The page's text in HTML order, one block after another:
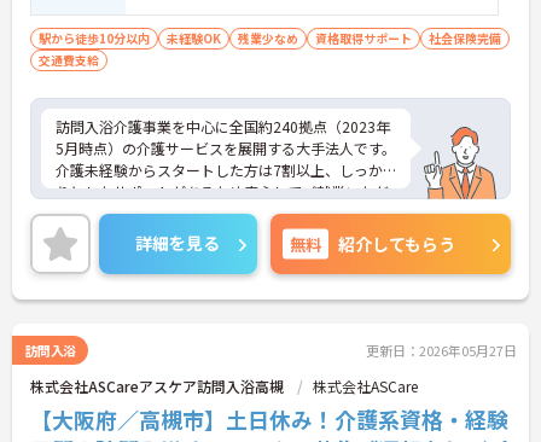
駅から徒歩10分以内 未経験OK 残業少なめ 資格取得サポート
社会保険完備
交通費支給
訪問入浴介護事業を中心に全国約240拠点（2023年
5月時点）の介護サービスを展開する大手法人です。
介護未経験からスタートした方は7割以上、しっか
りとしたサポートがあるため安心してご就業いただ
けます。お風呂に入れなくて困っている方に、手を
差し伸べてあげられるとてもやりがいのあるお仕事
です。ご興味ある方には、面接対策ポイントなど、
さらに詳細をお話しいたしますのでお気軽にご相談
ください！
詳細を見る 無料 紹介してもらう
訪問入浴 更新日：2026年05月27日
株式会社ASCareアスケア訪問入浴高槻 株式会社ASCare
【大阪府／高槻市】土日休み！介護系資格・経験